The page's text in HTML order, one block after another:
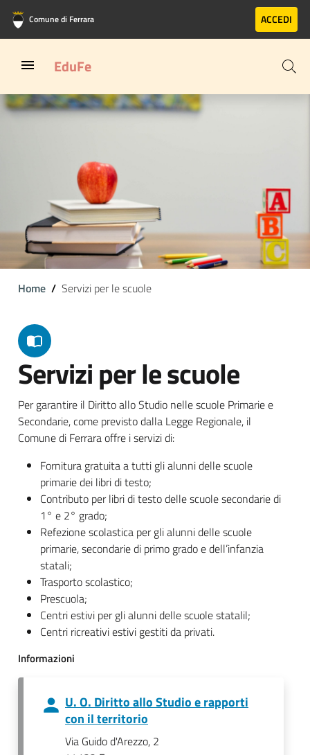
Vai al contenuto principale
Vai al footer
Comune di Ferrara ACCEDI
EduFe
Home Servizi per le scuole
Servizi per le scuole
Per garantire il Diritto allo Studio nelle scuole Primarie e
Secondarie, come previsto dalla Legge Regionale, il
Comune di Ferrara offre i servizi di:
Fornitura gratuita a tutti gli alunni delle scuole
primarie dei libri di testo;
Contributo per libri di testo delle scuole secondarie di
1° e 2° grado;
Refezione scolastica per gli alunni delle scuole
primarie, secondarie di primo grado e dell’infanzia
statali;
Trasporto scolastico;
Prescuola;
Centri estivi per gli alunni delle scuole statalil;
Centri ricreativi estivi gestiti da privati.
Informazioni
U. O. Diritto allo Studio e rapporti
con il territorio
Via Guido d'Arezzo, 2